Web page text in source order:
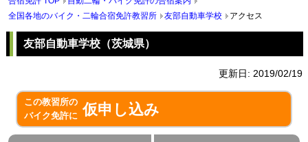
全国各地のバイク・二輪合宿免許教習所
友部自動車学校 アクセス
友部自動車学校（茨城県）
更新日: 2019/02/19
この教習所の
バイク免許に 仮申し込み